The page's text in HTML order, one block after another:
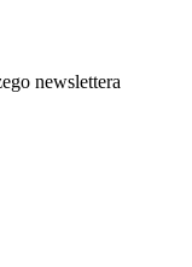
newslettera